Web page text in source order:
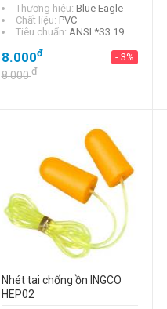
Thương hiệu: Blue Eagle
Chất liệu: PVC
Tiêu chuẩn: ANSI *S3.19
8.000đ - 3%
8.000đ
Nhét tai chống ồn INGCO
HEP02